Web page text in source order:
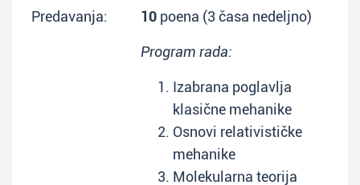
Predavanja: 10 poena (3 časa nedeljno)
Program rada:
Izabrana poglavlja
klasične mehanike
Osnovi relativističke
mehanike
Molekularna teorija